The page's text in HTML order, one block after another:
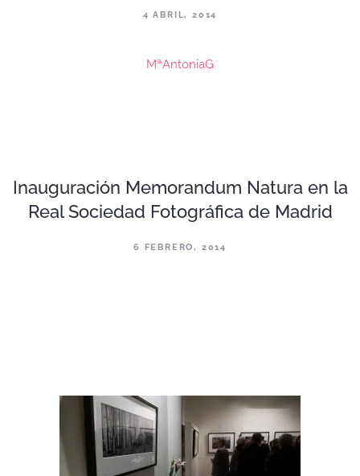
4 ABRIL, 2014
MªAntoniaG
Inauguración Memorandum Natura en la
Real Sociedad Fotográfica de Madrid
6 FEBRERO, 2014